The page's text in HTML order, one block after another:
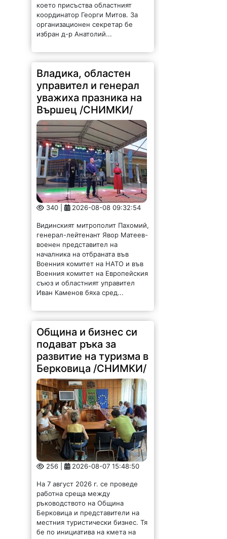
координатор Георги Митов. За
организационен секретар бе
избран д-р Анатолий...
Владика, областен
управител и генерал
уважиха празника на
Вършец /СНИМКИ/
340 | 2026-08-08 09:32:54
генерал-лейтенант Явор Матеев-
военен представител на
началника на отбраната във
Военния комитет на НАТО и във
Военния комитет на Европейския
съюз и областният управител
Иван Каменов бяха сред...
Община и бизнес си
подават ръка за
развитие на туризма в
Берковица /СНИМКИ/
256 | 2026-08-07 15:48:50
работна среща между
ръководството на Община
Берковица и представители на
местния туристически бизнес. Тя
бе по инициатива на кмета на
община Берковица Радослав